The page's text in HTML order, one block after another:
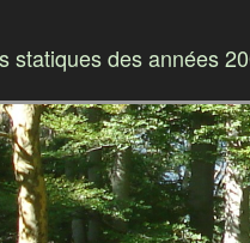
statiques des années